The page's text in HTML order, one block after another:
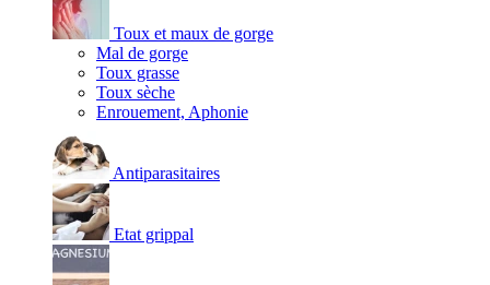
Toux et maux de gorge
Mal de gorge
Toux grasse
Toux sèche
Enrouement, Aphonie
Antiparasitaires
Etat grippal